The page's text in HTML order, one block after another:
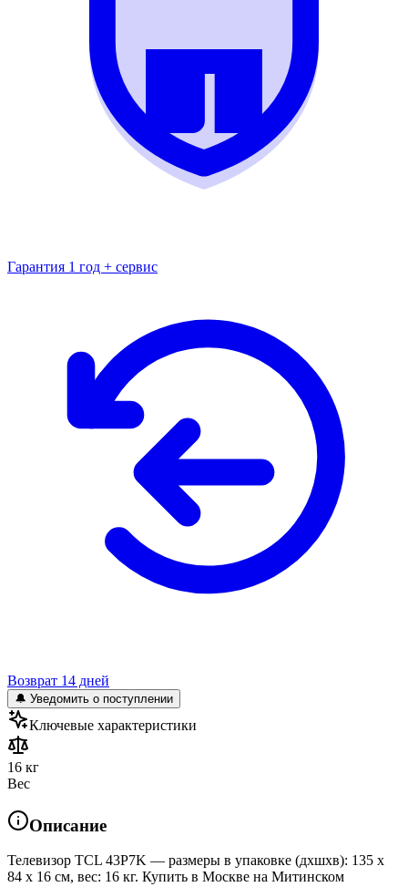
Гарантия 1 год + сервис
Возврат 14 дней
🔔 Уведомить о поступлении
Ключевые характеристики
16 кг
Вес
Описание
Телевизор TCL 43P7K — размеры в упаковке (дхшхв): 135 x
84 x 16 см, вес: 16 кг. Купить в Москве на Митинском